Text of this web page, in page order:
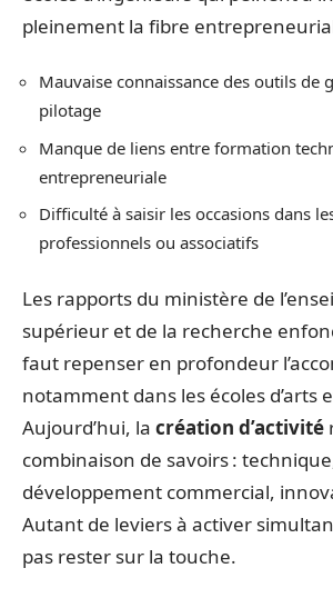
pleinement la fibre
Mauvaise connaissance des outils de
pilotage
Manque de liens entre formation
entrepreneuriale
Difficulté à saisir les occasions dans
professionnels ou associatifs
Les rapports du ministère de
supérieur et de la recherche
faut repenser en profondeur
notamment dans les écoles d’arts
Aujourd’hui, la création d’activité
combinaison de savoirs :
développement commercial,
Autant de leviers à activer
pas rester sur la touche.